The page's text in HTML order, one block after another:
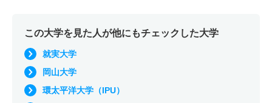
この大学を見た人が他にもチェックした大学
就実大学
岡山大学
環太平洋大学（IPU）